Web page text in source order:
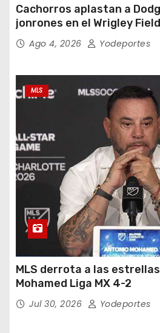
Cachorros aplastan a
jonrones en el Wrigley Field
Ago 4, 2026 Yodeportes
MLS
MLS derrota a las
Mohamed Liga MX 4-2
Jul 30, 2026 Yodeportes